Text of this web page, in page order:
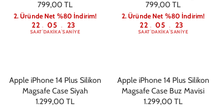
799,00 TL
2. Üründe Net %80 İndirim!
22
SAAT: 05
DAKIKA: 22
SANIYE
799,00 TL
2. Üründe Net %80 İndirim!
22
SAAT: 05
DAKIKA: 22
SANIYE
Apple iPhone 14 Plus Silikon
Magsafe Case Siyah
1.299,00 TL
Apple iPhone 14 Plus Silikon
Magsafe Case Buz Mavisi
1.299,00 TL